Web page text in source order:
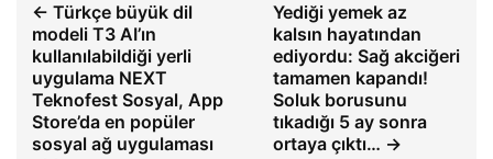
← Türkçe büyük dil
modeli T3 AI’ın
kullanılabildiği yerli
uygulama NEXT
Teknofest Sosyal, App
Store’da en popüler
sosyal ağ uygulaması
Yediği yemek az
kalsın hayatından
ediyordu: Sağ akciğeri
tamamen kapandı!
Soluk borusunu
tıkadığı 5 ay sonra
ortaya çıktı… →